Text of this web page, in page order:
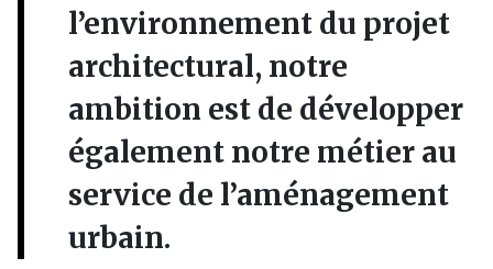
l’environnement du projet
architectural, notre
ambition est de développer
également notre métier au
service de l’aménagement
urbain.